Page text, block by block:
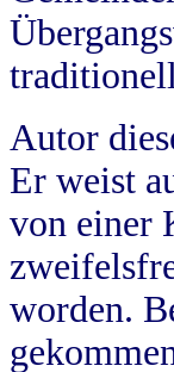
Autor
Er weist
von einer
worden.